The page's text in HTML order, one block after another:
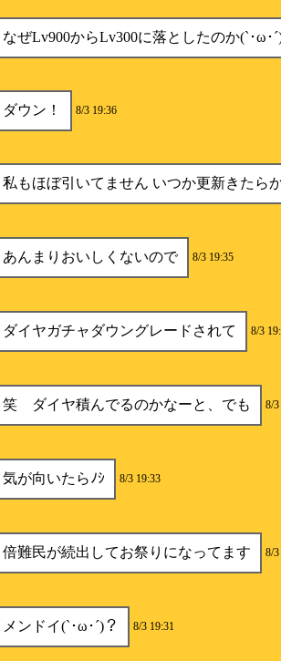
なぜLv900からLv300に落としたのか(`･ω･
ダウン！ 8/3 19:36
私もほぼ引いてません いつか更新きたら
あんまりおいしくないので 8/3 19:35
ダイヤガチャダウングレードされて 8/3
笑 ダイヤ積んでるのかなーと、でも 8/
気が向いたらﾉｼ 8/3 19:33
倍難民が続出してお祭りになってます 8/
メンドイ(`･ω･´)？ 8/3 19:31